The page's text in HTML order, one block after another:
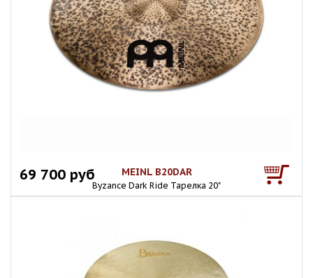
MEINL B20DAR
Byzance Dark Ride Тарелка 20"
69 700 руб